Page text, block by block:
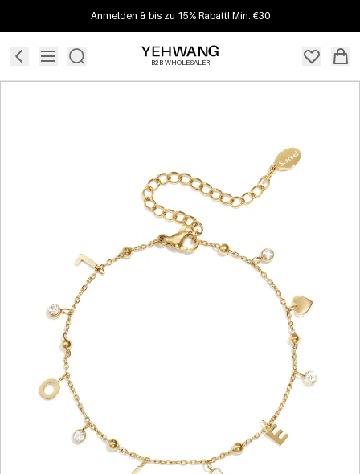
Anmelden & bis zu 15% Rabatt! Min. €30
B2B WHOLESALER